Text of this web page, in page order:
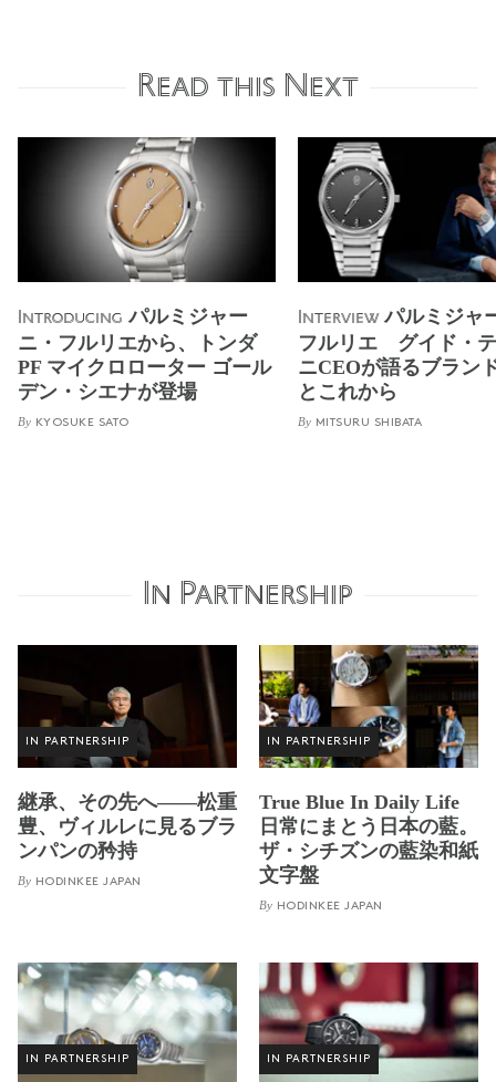
Read this Next
Introducing パルミジャー
ニ・フルリエから、トンダ
PF マイクロローター ゴール
デン・シエナが登場
By KYOSUKE SATO
Interviewパルミジャ
フルリエ グイド・
ニCEOが語るブラン
とこれから
By MITSURU SHIBATA
In Partnership
IN PARTNERSHIP
継承、その先へ——松重
豊、ヴィルレに見るブラ
ンパンの矜持
By HODINKEE JAPAN
IN PARTNERSHIP
True Blue In Daily Life
日常にまとう日本の藍。
ザ・シチズンの藍染和紙
文字盤
By HODINKEE JAPAN
IN PARTNERSHIP IN PARTNERSHIP